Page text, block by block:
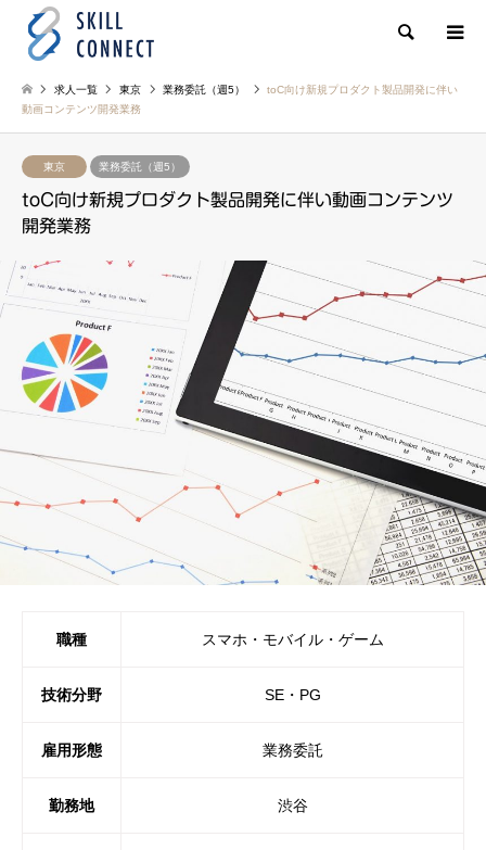
検索
求人一覧 東京 業務委託（週5）
toC向け新規プロダクト製品開発に伴い
動画コンテンツ開発業務
東京 業務委託（週5）
toC向け新規プロダクト製品開発に伴い動画コンテンツ
開発業務
職種 スマホ・モバイル・ゲーム
技術分野 SE・PG
雇用形態 業務委託
勤務地 渋谷